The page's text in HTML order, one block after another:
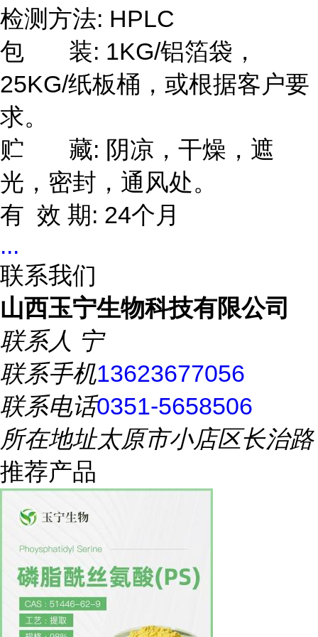
检测方法: HPLC
包 装: 1KG/铝箔袋，
25KG/纸板桶，或根据客户要
求。
贮 藏: 阴凉，干燥，遮
光，密封，通风处。
有 效 期: 24个月
...
联系我们
山西玉宁生物科技有限公司
联系人 宁
联系手机13623677056
联系电话0351-5658506
所在地址太原市小店区长治路
推荐产品